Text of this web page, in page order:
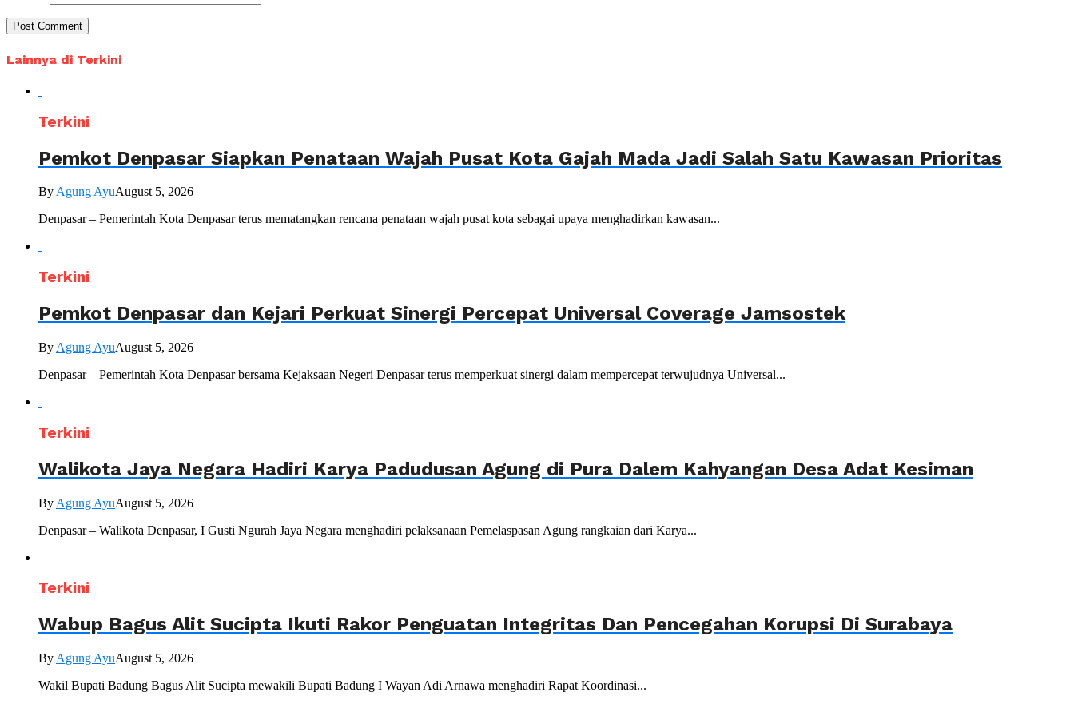
Lainnya di Terkini
Terkini
Pemkot Denpasar Siapkan Penataan Wajah Pusat Kota Gajah Mada Jadi Salah Satu Kawasan Prioritas
ByAgung AyuAugust 5, 2026
Denpasar – Pemerintah Kota Denpasar terus mematangkan rencana penataan wajah pusat kota sebagai upaya menghadirkan kawasan...
Terkini
Pemkot Denpasar dan Kejari Perkuat Sinergi Percepat Universal Coverage Jamsostek
By Agung AyuAugust 5, 2026
Denpasar – Pemerintah Kota Denpasar bersama Kejaksaan Negeri Denpasar terus memperkuat sinergi dalam mempercepat terwujudnya Universal...
Terkini
Walikota Jaya Negara Hadiri Karya Padudusan Agung di Pura Dalem Kahyangan Desa Adat Kesiman
By Agung AyuAugust 5, 2026
Denpasar – Walikota Denpasar, I Gusti Ngurah Jaya Negara menghadiri pelaksanaan Pemelaspasan Agung rangkaian dari Karya...
Terkini
Wabup Bagus Alit Sucipta Ikuti Rakor Penguatan Integritas Dan Pencegahan Korupsi Di Surabaya
By Agung AyuAugust 5, 2026
Wakil Bupati Badung Bagus Alit Sucipta mewakili Bupati Badung I Wayan Adi Arnawa menghadiri Rapat Koordinasi...